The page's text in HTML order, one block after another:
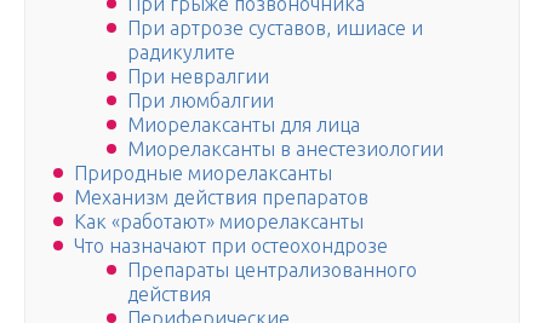
При артрозе суставов, ишиасе и
радикулите
При невралгии
При люмбалгии
Миорелаксанты для лица
Миорелаксанты в анестезиологии
Природные миорелаксанты
Механизм действия препаратов
Как «работают» миорелаксанты
Что назначают при остеохондрозе
Препараты централизованного
действия
Периферические